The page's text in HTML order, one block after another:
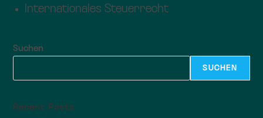
Internationales Steuerrecht
Suchen
SUCHEN
Recent Posts